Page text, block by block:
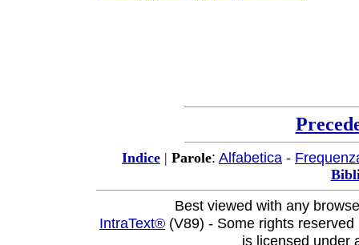
Indice | Parole: Alfabetica -
Best viewed with any
IntraText® (V89) - Some rights
is licensed under